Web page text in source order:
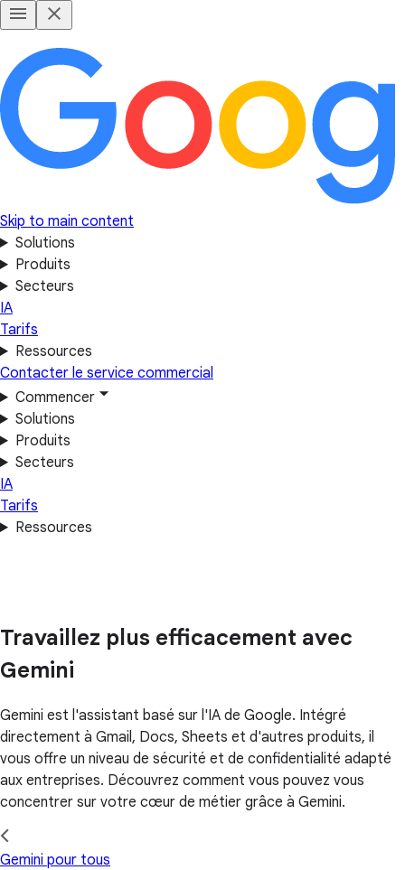
Skip to main content
Solutions
Produits
Secteurs
IA
Tarifs
Ressources
Contacter le service commercial
Commencer
Solutions
Produits
Secteurs
IA
Tarifs
Ressources
Travaillez plus efficacement avec
Gemini
Gemini est l'assistant basé sur l'IA de Google. Intégré
directement à Gmail, Docs, Sheets et d'autres produits, il
vous offre un niveau de sécurité et de confidentialité adapté
aux entreprises. Découvrez comment vous pouvez vous
concentrer sur votre cœur de métier grâce à Gemini.
Gemini pour tous